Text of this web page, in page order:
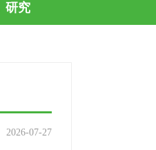
研究
2026-07-27